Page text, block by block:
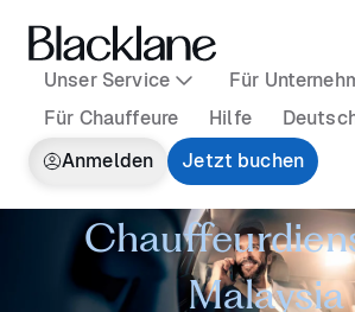
Unser Service
Für
Für Chauffeure
Hilfe
Anmelden
Jetzt buchen
Malaysia